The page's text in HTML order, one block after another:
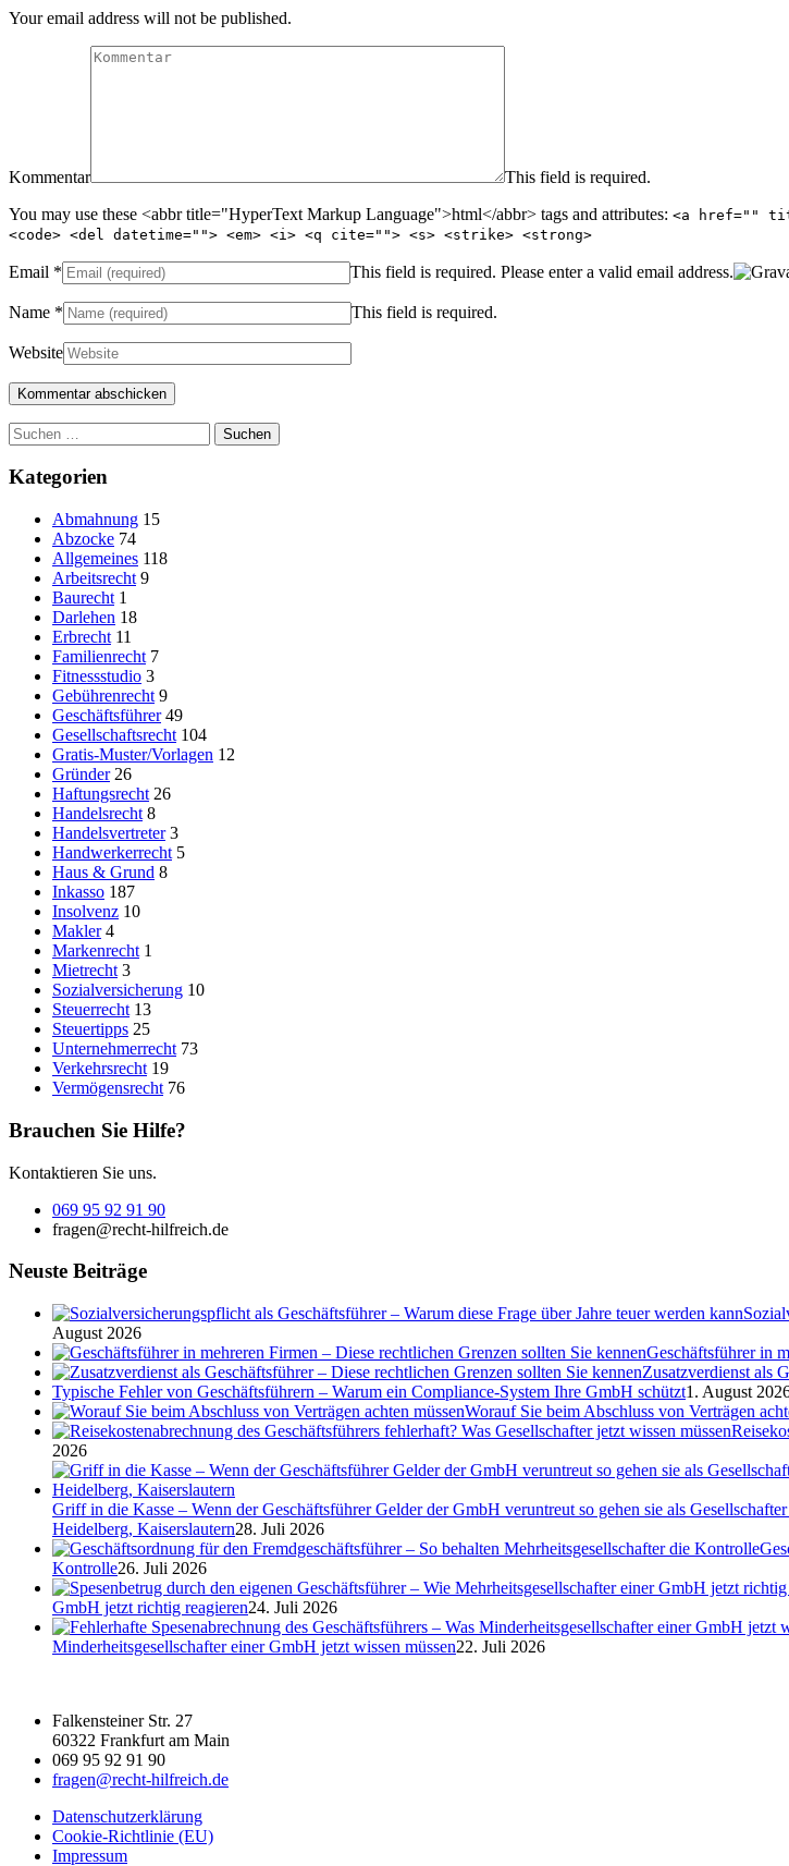
Your email address will not be published.
Kommentar
This field is required.
You may use these <abbr title="HyperText Markup Language">html</abbr> tags and attributes: <a href=""
<code> <del datetime=""> <em> <i> <q cite=""> <s> <strike> <strong>
Email * This field is required. Please enter a valid email address.
Name * This field is required.
Website
Suchen
nach:
Kategorien
Abmahnung 15
Abzocke 74
Allgemeines 118
Arbeitsrecht 9
Baurecht 1
Darlehen 18
Erbrecht 11
Familienrecht 7
Fitnessstudio 3
Gebührenrecht 9
Geschäftsführer 49
Gesellschaftsrecht 104
Gratis-Muster/Vorlagen 12
Gründer 26
Haftungsrecht 26
Handelsrecht 8
Handelsvertreter 3
Handwerkerrecht 5
Haus & Grund 8
Inkasso 187
Insolvenz 10
Makler 4
Markenrecht 1
Mietrecht 3
Sozialversicherung 10
Steuerrecht 13
Steuertipps 25
Unternehmerrecht 73
Verkehrsrecht 19
Vermögensrecht 76
Brauchen Sie Hilfe?
Kontaktieren Sie uns.
069 95 92 91 90
fragen@recht-hilfreich.de
Neuste Beiträge
August 2026
Geschäftsführer in
Zusatzverdienst als
Typische Fehler von Geschäftsführern – Warum ein Compliance-System Ihre GmbH schützt1. August
Worauf Sie beim Abschluss von Verträgen
2026
Griff in die Kasse – Wenn der Geschäftsführer Gelder der GmbH veruntreut so gehen sie als
Heidelberg, Kaiserslautern28. Juli 2026
Kontrolle26. Juli 2026
GmbH jetzt richtig reagieren24. Juli 2026
Minderheitsgesellschafter einer GmbH jetzt wissen müssen22. Juli 2026
Falkensteiner Str. 27
60322 Frankfurt am Main
069 95 92 91 90
fragen@recht-hilfreich.de
Datenschutzerklärung
Cookie-Richtlinie (EU)
Impressum